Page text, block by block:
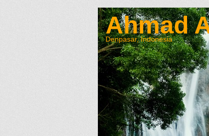
Ahmad
Denpasar, Indonesia